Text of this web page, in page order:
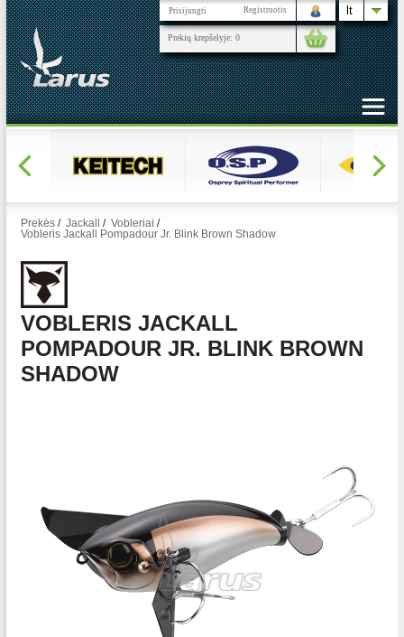
Prisijungti Registruotis lt
Prekių krepšelyje: 0
Prekės / Jackall / Vobleriai /
Vobleris Jackall Pompadour Jr. Blink Brown Shadow
VOBLERIS JACKALL
POMPADOUR JR. BLINK BROWN
SHADOW